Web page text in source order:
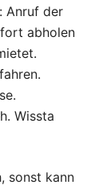
Anruf der
abholen
Wissta
sonst kann